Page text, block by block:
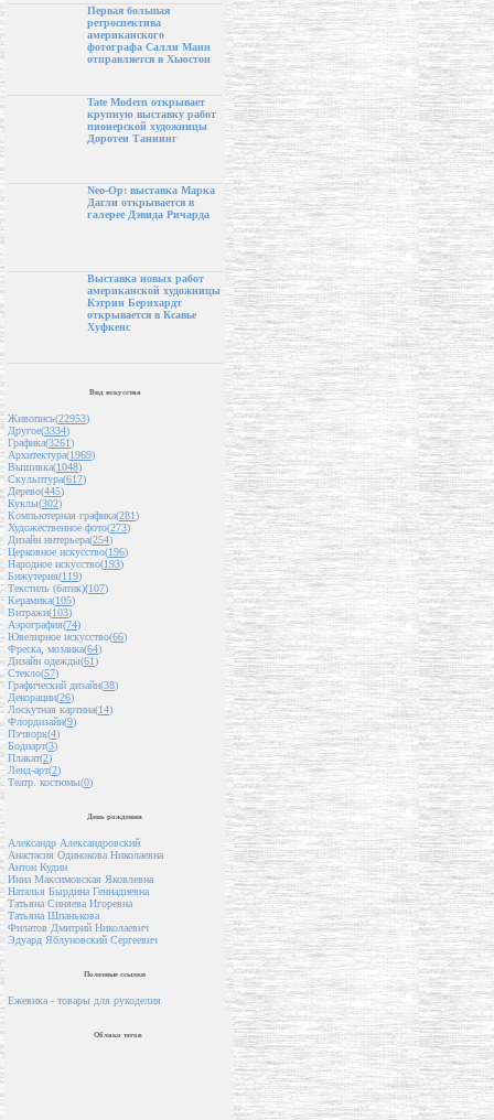
Первая большая
ретроспектива
американского
фотографа Салли Манн
отправляется в Хьюстон
Tate Modern открывает
крупную выставку работ
пионерской художницы
Доротеи Таннинг
Neo-Op: выставка Марка
Дагли открывается в
галерее Дэвида Ричарда
Выставка новых работ
американской художницы
Кэтрин Бернхардт
открывается в Ксавье
Хуфкенс
Вид искусства
Живопись(22953)
Другое(3334)
Графика(3261)
Архитектура(1969)
Вышивка(1048)
Скульптура(617)
Дерево(445)
Куклы(302)
Компьютерная графика(281)
Художественное фото(273)
Дизайн интерьера(254)
Церковное искусство(196)
Народное искусство(193)
Бижутерия(119)
Текстиль (батик)(107)
Керамика(105)
Витражи(103)
Аэрография(74)
Ювелирное искусство(66)
Фреска, мозаика(64)
Дизайн одежды(61)
Стекло(57)
Графический дизайн(38)
Декорации(26)
Лоскутная картина(14)
Флордизайн(9)
Пэчворк(4)
Бодиарт(3)
Плакат(2)
Ленд-арт(2)
Театр. костюмы(0)
День рождения
Александр Александровский
Анастасия Одинокова Николаевна
Антон Кудин
Инна Максимовская Яковлевна
Наталья Бырдина Геннадиевна
Татьяна Синяева Игоревна
Татьяна Шпанькова
Филатов Дмитрий Николаевич
Эдуард Яблуновский Сергеевич
Полезные ссылки
Ежевика - товары для рукоделия
Облако тегов